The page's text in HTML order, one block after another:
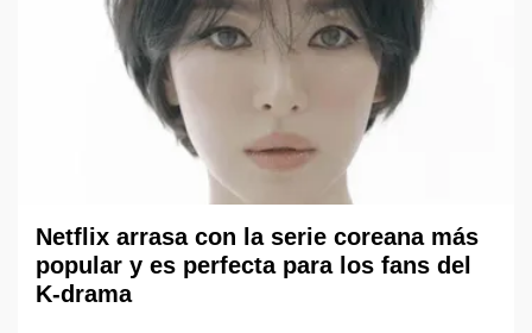
Netflix arrasa con la serie coreana más
popular y es perfecta para los fans del
K-drama